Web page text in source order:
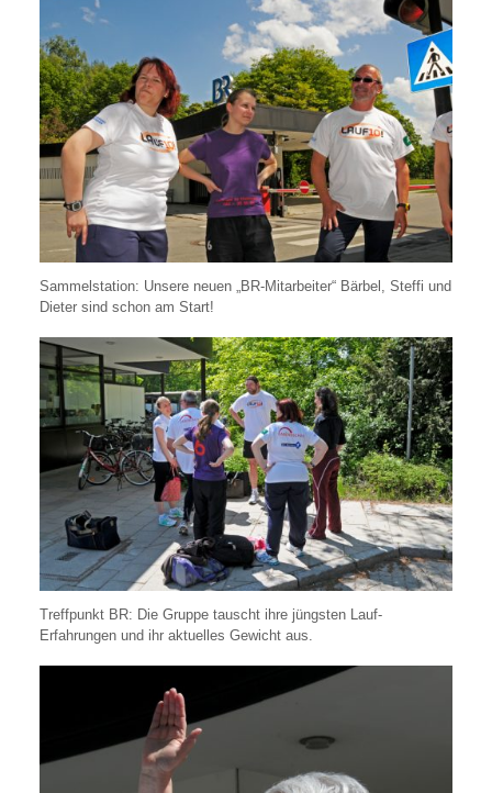
Sammelstation: Unsere neuen „BR-Mitarbeiter“ Bärbel, Steffi und
Dieter sind schon am Start!
Treffpunkt BR: Die Gruppe tauscht ihre jüngsten Lauf-
Erfahrungen und ihr aktuelles Gewicht aus.